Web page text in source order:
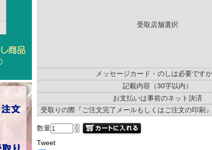
受取店舗選択
メッセージカード・のしは必要です
記載内容（30字以内）
お支払いは事前のネット決済
受取りの際『ご注文完了メールもしくはご注文の印刷
数量
Tweet